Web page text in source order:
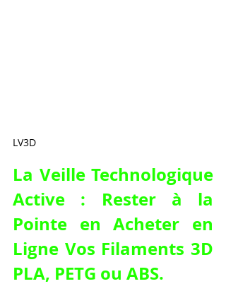
LV3D
La Veille Technologique
Active : Rester à la
Pointe en Acheter en
Ligne Vos Filaments 3D
PLA, PETG ou ABS.